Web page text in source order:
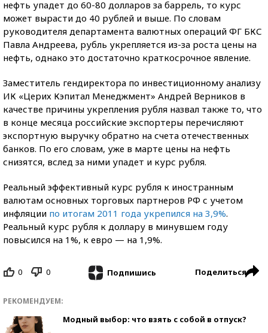
нефть упадет до 60-80 долларов за баррель, то курс
может вырасти до 40 рублей и выше. По словам
руководителя департамента валютных операций ФГ БКС
Павла Андреева, рубль укрепляется из-за роста цены на
нефть, однако это достаточно краткосрочное явление.
Заместитель гендиректора по инвестиционному анализу
ИК «Церих Кэпитал Менеджмент» Андрей Верников в
качестве причины укрепления рубля назвал также то, что
в конце месяца российские экспортеры перечисляют
экспортную выручку обратно на счета отечественных
банков. По его словам, уже в марте цены на нефть
снизятся, вслед за ними упадет и курс рубля.
Реальный эффективный курс рубля к иностранным
валютам основных торговых партнеров РФ с учетом
инфляции по итогам 2011 года укрепился на 3,9%.
Реальный курс рубля к доллару в минувшем году
повысился на 1%, к евро — на 1,9%.
0 0 Подпишись Поделиться
РЕКОМЕНДУЕМ:
Модный выбор: что взять с собой в отпуск?